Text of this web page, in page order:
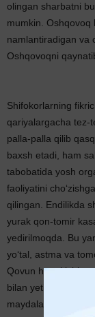
olingan sharbatni
mumkin. Oshqovoq
namlantiradigan va
Oshqovoqni
Shifokorlarning
qariyalargacha tez-
palla-palla qilib
baxsh etadi, ham
tabobatida yosh
faoliyatini
qilingan. Endilikda
yurak qon-tomir
yedirilmoqda. Bu
yo‘tal, astma va
Qovun ham kishi
bilan yetishtirilgan
maydalaydi.